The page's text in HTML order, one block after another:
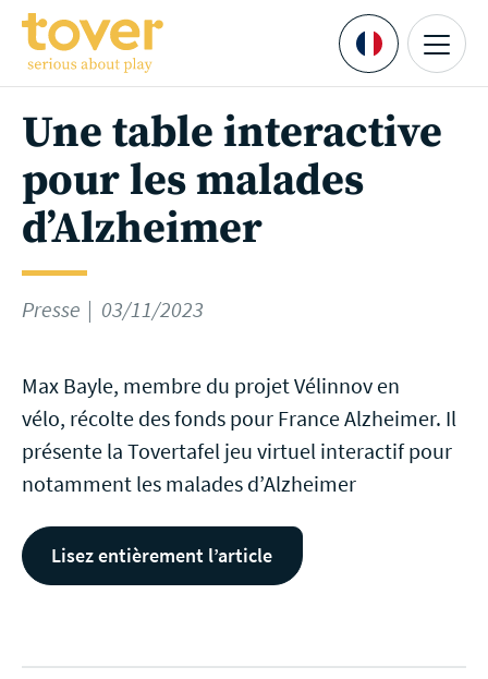
Aller au contenu principal
Languages
Menu
Une table interactive
pour les malades
d’Alzheimer
Presse 03/11/2023
Max Bayle, membre du projet Vélinnov en
vélo, récolte des fonds pour France Alzheimer. Il
présente la Tovertafel jeu virtuel interactif pour
notamment les malades d’Alzheimer
Lisez entièrement l’article